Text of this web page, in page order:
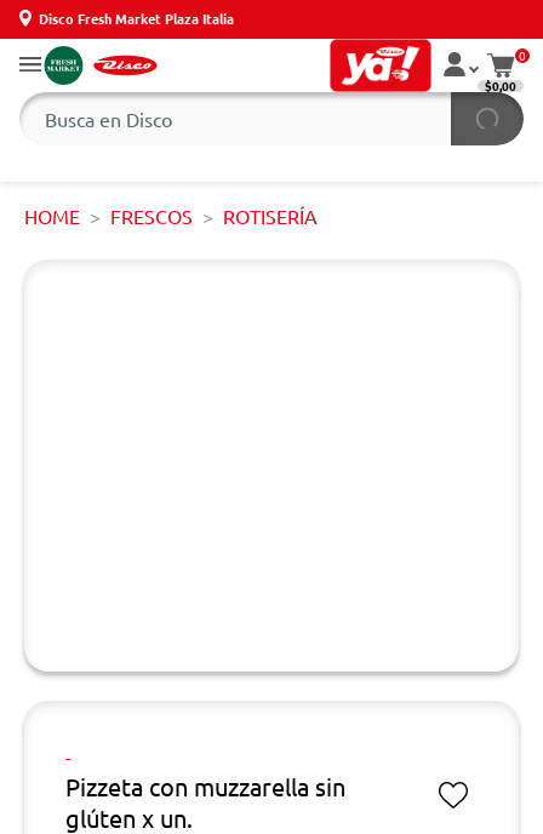
Disco Fresh Market Plaza Italia
0
$0,00
HOME FRESCOS ROTISERÍA
-
Pizzeta con muzzarella sin
glúten x un.